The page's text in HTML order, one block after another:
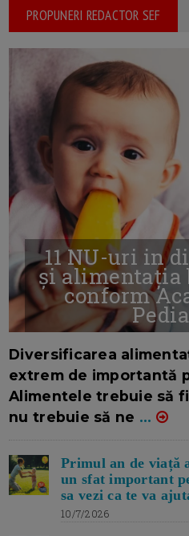
PROPUNERI REDACTOR SEF
11 NU-uri in
și alimentația
conform
Diversificarea
extrem de importantă
Alimentele trebuie să
nu trebuie să ne ...
Primul an de viață
un sfat important
sa vezi ca te va
10/7/2026